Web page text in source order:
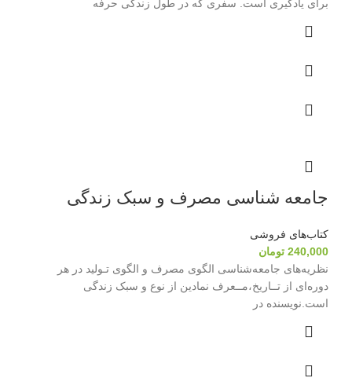
برای یادگیری است. سفری که در طول زندگی حرفه
جامعه شناسی مصرف و سبک زندگی
کتاب‌های فروشی
240,000 تومان
نظریه‌های جامعه‌شناسی الگوی مصرف و الگوی تـولید در هر
دوره‌ای از تــاریخ،مــعرف نمادین از نوع و سبک زندگی
است.نویسنده در